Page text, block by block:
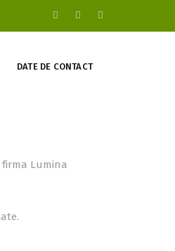
DATE DE CONTACT